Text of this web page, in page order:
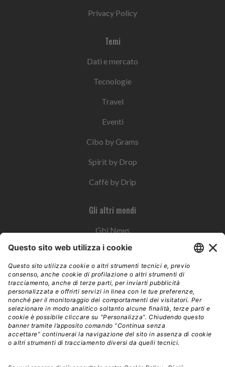
Privacy Policy
Temi
Dati e mercato
Tecnologie
Travel
Eventi
Cibo by Grams
Spirit by Drop
Caffè by Drip
Gli altri mondi
Gbi News
Instoremag
Esplora il gruppo
Edra Edizioni
Edizioni LSWR
LSWR Group